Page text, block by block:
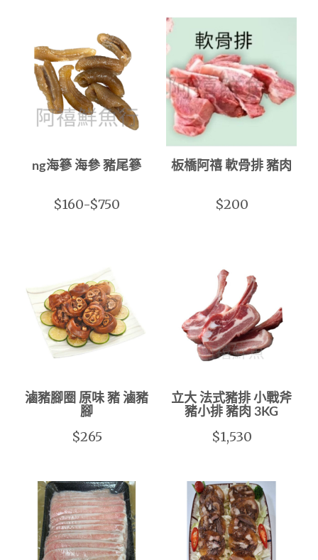
ng海篸 海參 豬尾篸
$160-$750
板橋阿禧 軟骨排 豬肉
$200
滷豬腳圈 原味 豬 滷豬
腳
$265
立大 法式豬排 小戰斧
豬小排 豬肉 3KG
$1,530